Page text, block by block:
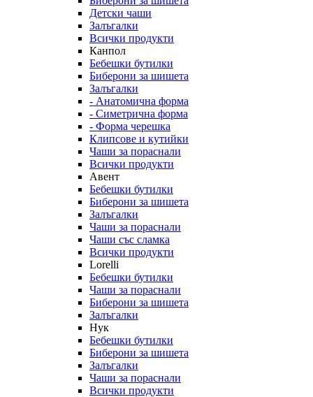
Детски чаши
Залъгалки
Всички продукти
Канпол
Бебешки бутилки
Биберони за шишета
Залъгалки
- Анатомична форма
- Симетрична форма
- Форма черешка
Клипсове и кутийки
Чаши за пораснали
Всички продукти
Авент
Бебешки бутилки
Биберони за шишета
Залъгалки
Чаши за пораснали
Чаши със сламка
Всички продукти
Lorelli
Бебешки бутилки
Чаши за пораснали
Биберони за шишета
Залъгалки
Нук
Бебешки бутилки
Биберони за шишета
Залъгалки
Чаши за пораснали
Всички продукти